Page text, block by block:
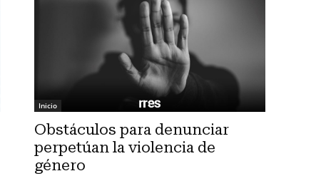
Inicio
Obstáculos para denunciar
perpetúan la violencia de
género